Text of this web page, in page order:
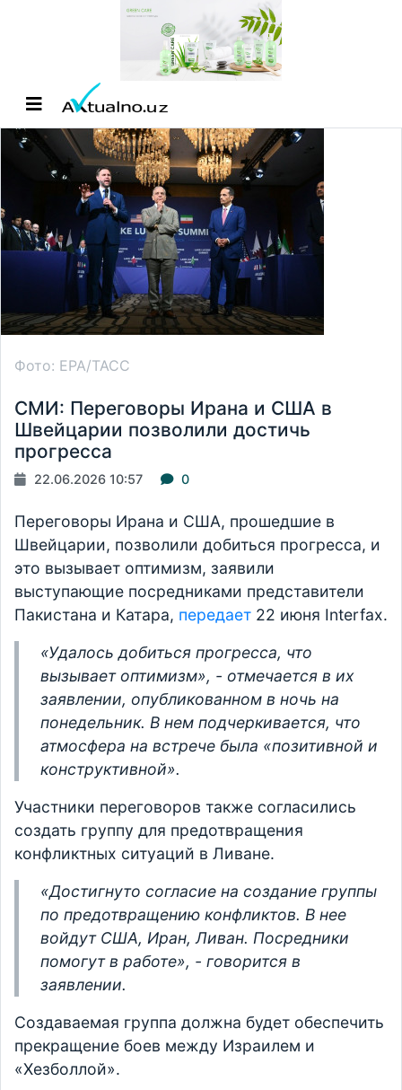
Фото: EPA/ТАСС
СМИ: Переговоры Ирана и США в
Швейцарии позволили достичь
прогресса
22.06.2026 10:57 0
Переговоры Ирана и США, прошедшие в
Швейцарии, позволили добиться прогресса, и
это вызывает оптимизм, заявили
выступающие посредниками представители
Пакистана и Катара, передает 22 июня Interfax.
«Удалось добиться прогресса, что
вызывает оптимизм», - отмечается в их
заявлении, опубликованном в ночь на
понедельник. В нем подчеркивается, что
атмосфера на встрече была «позитивной и
конструктивной».
Участники переговоров также согласились
создать группу для предотвращения
конфликтных ситуаций в Ливане.
«Достигнуто согласие на создание группы
по предотвращению конфликтов. В нее
войдут США, Иран, Ливан. Посредники
помогут в работе», - говорится в
заявлении.
Создаваемая группа должна будет обеспечить
прекращение боев между Израилем и
«Хезболлой».